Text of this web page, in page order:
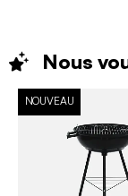
Nous
NOUVEAU